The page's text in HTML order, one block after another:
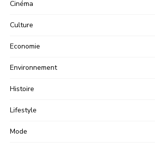
Cinéma
Culture
Economie
Environnement
Histoire
Lifestyle
Mode